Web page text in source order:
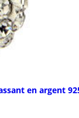
en argent